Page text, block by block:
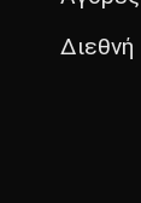
Διεθνή